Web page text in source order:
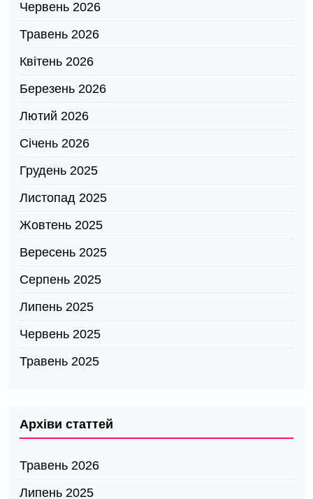
Червень 2026
Травень 2026
Квітень 2026
Березень 2026
Лютий 2026
Січень 2026
Грудень 2025
Листопад 2025
Жовтень 2025
Вересень 2025
Серпень 2025
Липень 2025
Червень 2025
Травень 2025
Архіви статтей
Травень 2026
Липень 2025